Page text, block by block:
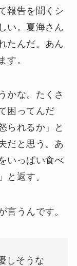
報告を聞くシ
い。夏海さん
たんだ。あん
す。
かな。たくさ
困ってんだ
られるか」と
だと思う。あ
いっぱい食べ
と返す。
言うんです。
しそうな